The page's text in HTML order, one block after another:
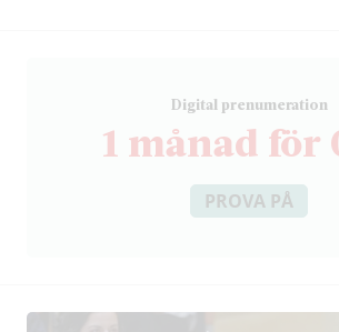
Digital prenumeration
1 månad för
PROVA PÅ